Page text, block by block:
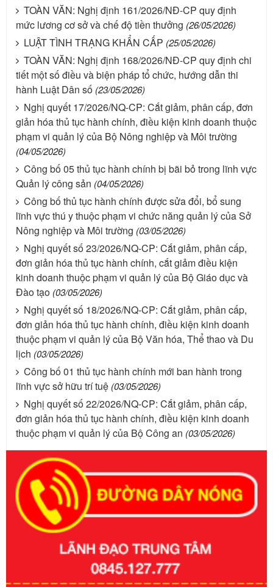
TOÀN VĂN: Nghị định 161/2026/NĐ-CP quy định
mức lương cơ sở và chế độ tiền thưởng (26/05/2026)
LUẬT TÌNH TRẠNG KHẨN CẤP (25/05/2026)
TOÀN VĂN: Nghị định 168/2026/NĐ-CP quy định chi
tiết một số điều và biện pháp tổ chức, hướng dẫn thi
hành Luật Dân số (23/05/2026)
Nghị quyết 17/2026/NQ-CP: Cắt giảm, phân cấp, đơn
giản hóa thủ tục hành chính, điều kiện kinh doanh thuộc
phạm vi quản lý của Bộ Nông nghiệp và Môi trường
(04/05/2026)
Công bố 05 thủ tục hành chính bị bãi bỏ trong lĩnh vực
Quản lý công sản (04/05/2026)
Công bố thủ tục hành chính được sửa đổi, bổ sung
lĩnh vực thú y thuộc phạm vi chức năng quản lý của Sở
Nông nghiệp và Môi trường (03/05/2026)
Nghị quyết số 23/2026/NQ-CP: Cắt giảm, phân cấp,
đơn giản hóa thủ tục hành chính, cắt giảm điều kiện
kinh doanh thuộc phạm vi quản lý của Bộ Giáo dục và
Đào tạo (03/05/2026)
Nghị quyết số 18/2026/NQ-CP: Cắt giảm, phân cấp,
đơn giản hóa thủ tục hành chính, điều kiện kinh doanh
thuộc phạm vi quản lý của Bộ Văn hóa, Thể thao và Du
lịch (03/05/2026)
Công bố 01 thủ tục hành chính mới ban hành trong
lĩnh vực sở hữu trí tuệ (03/05/2026)
Nghị quyết số 22/2026/NQ-CP: Cắt giảm, phân cấp,
đơn giản hóa thủ tục hành chính, điều kiện kinh doanh
thuộc phạm vi quản lý của Bộ Công an (03/05/2026)